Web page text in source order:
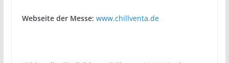
Webseite der Messe: www.chillventa.de